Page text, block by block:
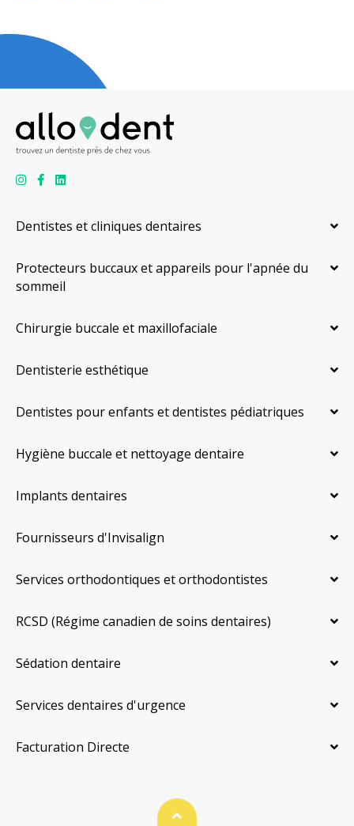
Dentistes et cliniques dentaires
Protecteurs buccaux et appareils pour l'apnée du
sommeil
Chirurgie buccale et maxillofaciale
Dentisterie esthétique
Dentistes pour enfants et dentistes pédiatriques
Hygiène buccale et nettoyage dentaire
Implants dentaires
Fournisseurs d'Invisalign
Services orthodontiques et orthodontistes
RCSD (Régime canadien de soins dentaires)
Sédation dentaire
Services dentaires d'urgence
Facturation Directe
Haut de page